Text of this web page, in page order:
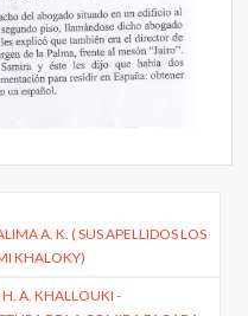
A. K. ( SUS APELLIDOS LOS
KHALOKY)
H. A. KHALLOUKI -